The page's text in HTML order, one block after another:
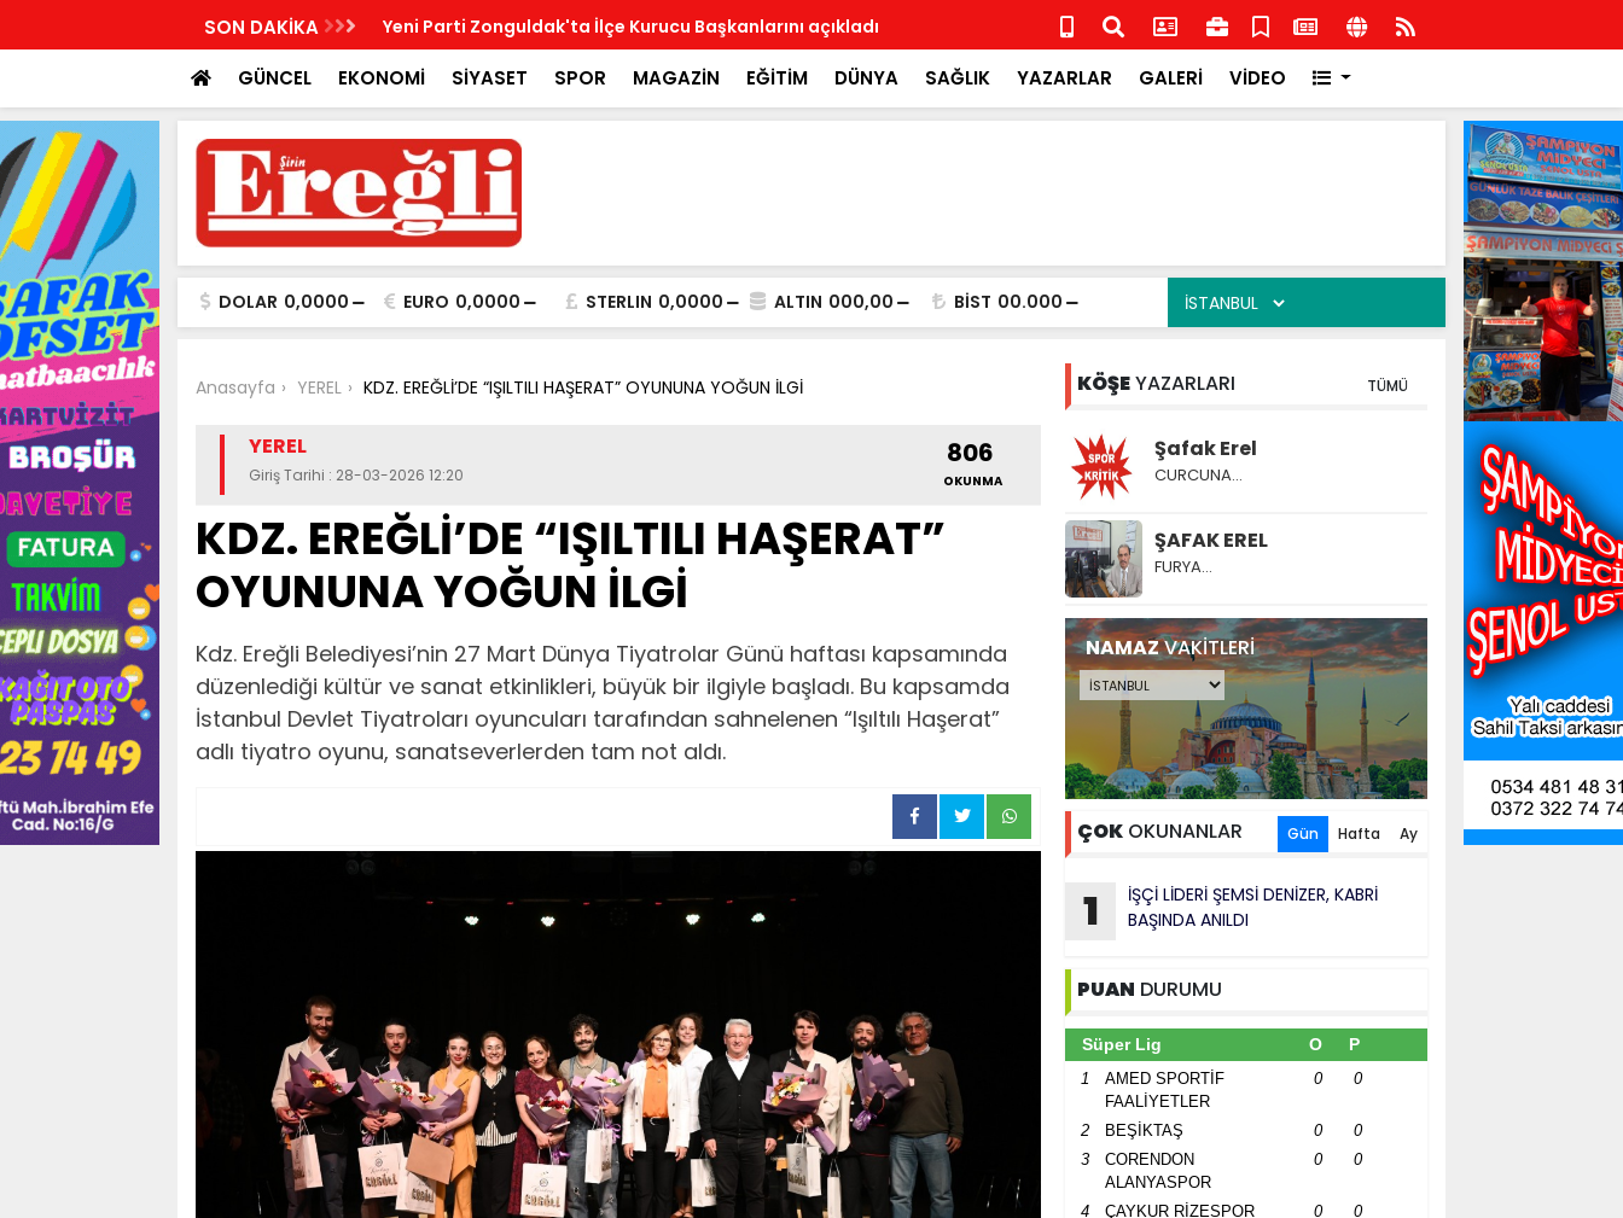
SON DAKİKA Yeni Parti Zonguldak'ta İlçe Kurucu Başkanlarını açıkladı MHP İlçe Teşkilatından İlçe Milli Eğitim Müdürlüğüne ziyaret
GÜNCEL EKONOMİ SİYASET SPOR MAGAZİN EĞİTİM DÜNYA SAĞLIK YAZARLAR GALERİ VİDEO
DOLAR 0,0000 EURO 0,0000 STERLIN 0,0000 ALTIN 000,00 BİST 00.000
Anasayfa YEREL KDZ. EREĞLİ’DE “IŞILTILI HAŞERAT” OYUNUNA YOĞUN İLGİ
YEREL
Giriş Tarihi : 28-03-2026 12:20
806
OKUNMA
KDZ. EREĞLİ’DE “IŞILTILI HAŞERAT”
OYUNUNA YOĞUN İLGİ
Kdz. Ereğli Belediyesi’nin 27 Mart Dünya Tiyatrolar Günü haftası kapsamında
düzenlediği kültür ve sanat etkinlikleri, büyük bir ilgiyle başladı. Bu kapsamda
İstanbul Devlet Tiyatroları oyuncuları tarafından sahnelenen “Işıltılı Haşerat”
adlı tiyatro oyunu, sanatseverlerden tam not aldı.
KÖŞEYAZARLARI TÜMÜ
Şafak Erel
CURCUNA…
ŞAFAK EREL
FURYA…
NAMAZVAKİTLERİ
ÇOK OKUNANLAR Gün Hafta Ay
1
İŞÇİ LİDERİ ŞEMSİ DENİZER, KABRİ
BAŞINDA ANILDI
PUAN DURUMU
Süper Lig O P
1
AMED SPORTİF
FAALİYETLER
0 0
2 BEŞİKTAŞ 0
0
3
CORENDON
ALANYASPOR
0 0
4 ÇAYKUR RİZESPOR 0
0